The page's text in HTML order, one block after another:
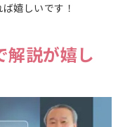
嬉しいです！
解説が嬉し